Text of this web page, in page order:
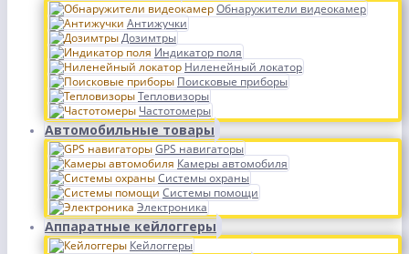
Обнаружители видеокамер
Антижучки
Дозимтры
Индикатор поля
Ниленейный локатор
Поисковые приборы
Тепловизоры
Частотомеры
Автомобильные товары
GPS навигаторы
Камеры автомобиля
Системы охраны
Системы помощи
Электроника
Аппаратные кейлоггеры
Кейлоггеры